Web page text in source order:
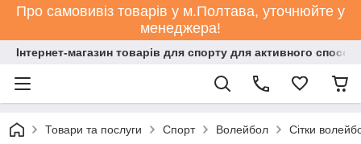
Про самовивіз товарів у м.Полтава, уточнюйте у
менеджера!
Інтернет-магазин товарів для спорту для активного
Товари та послуги Спорт Волейбол Сітки